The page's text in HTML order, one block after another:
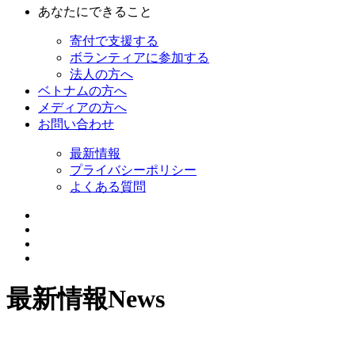
あなたにできること
寄付で支援する
ボランティアに参加する
法人の方へ
ベトナムの方へ
メディアの方へ
お問い合わせ
最新情報
プライバシーポリシー
よくある質問
最新情報News